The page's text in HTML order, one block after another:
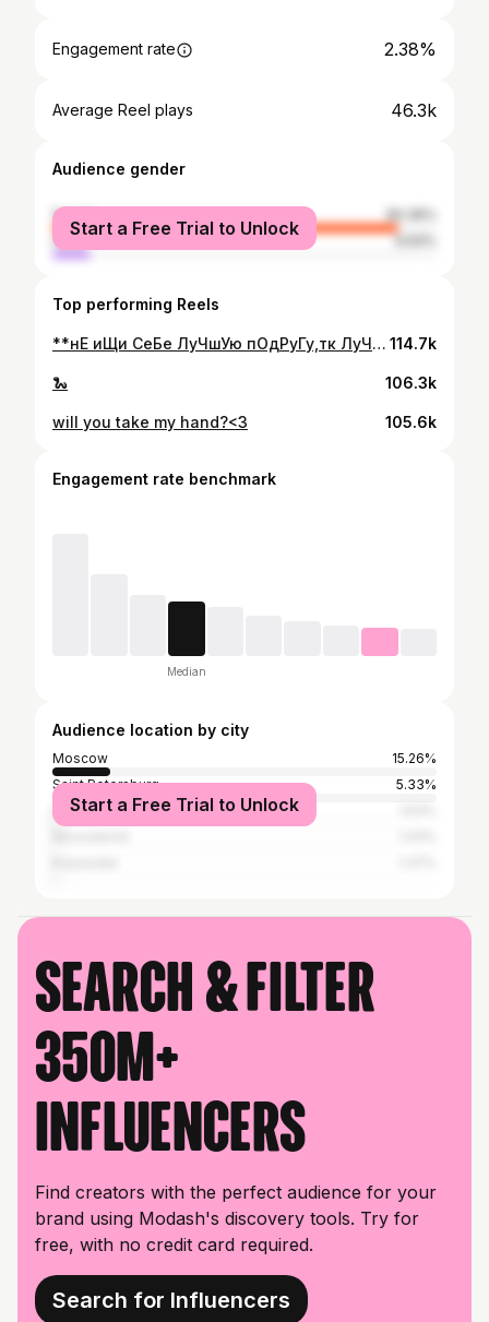
Engagement rate 2.38%
Average Reel plays 46.3k
Audience gender
female
90.36%
male
9.64%
Start a Free Trial to Unlock
Top performing Reels
**нЕ иЩи СеБе ЛуЧшУю пОдРуГу,тк ЛуЧшАя уЖе мОя** 114.7k
🐍 106.3k
will you take my hand?<3 105.6k
Engagement rate benchmark
Median
Audience location by city
Moscow
15.26%
Saint Petersburg
5.33%
KyivStart a Free Trial to Unlock
Search & filter
350M+
influencers
Find creators with the perfect audience for your
brand using Modash's discovery tools. Try for
free, with no credit card required.
Search for Influencers